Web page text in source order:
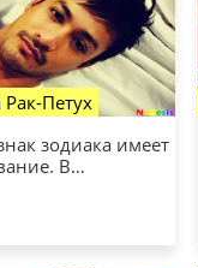
Петух
зодиака имеет
В…